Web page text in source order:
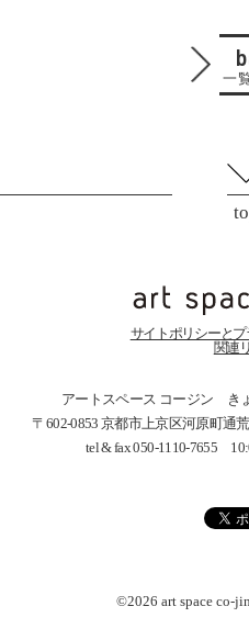
一
サイトポリシーと
関連
アートスペース コージン き
〒602-0853 京都市上京区河原町通
tel & fax 050-1110-7655
©2026 art space co-jin